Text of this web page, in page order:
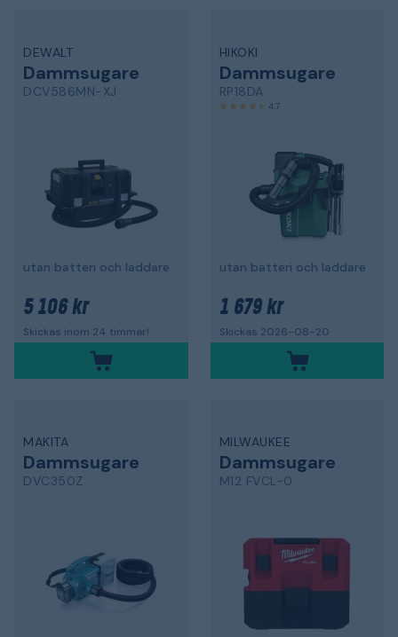
DEWALT
Dammsugare
DCV586MN-XJ
utan batteri och laddare
5 106 kr
Skickas inom 24 timmar!
HIKOKI
Dammsugare
RP18DA
4,7
utan batteri och laddare
1 679 kr
Skickas 2026-08-20
MAKITA
Dammsugare
DVC350Z
MILWAUKEE
Dammsugare
M12 FVCL-0